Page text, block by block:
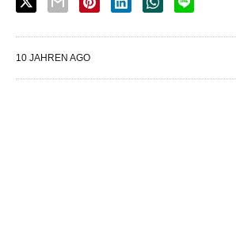
10 JAHREN AGO